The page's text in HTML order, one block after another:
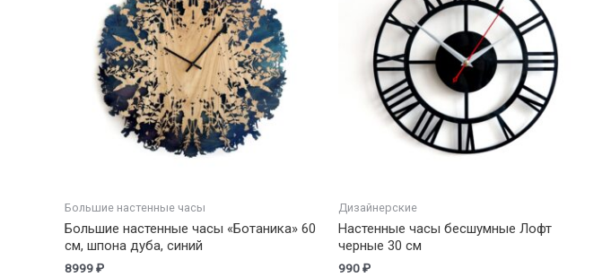
Большие настенные часы
Большие настенные часы «Ботаника» 60
см, шпона дуба, синий
8999₽
Дизайнерские
Настенные часы бесшумные Лофт
черные 30 см
990₽